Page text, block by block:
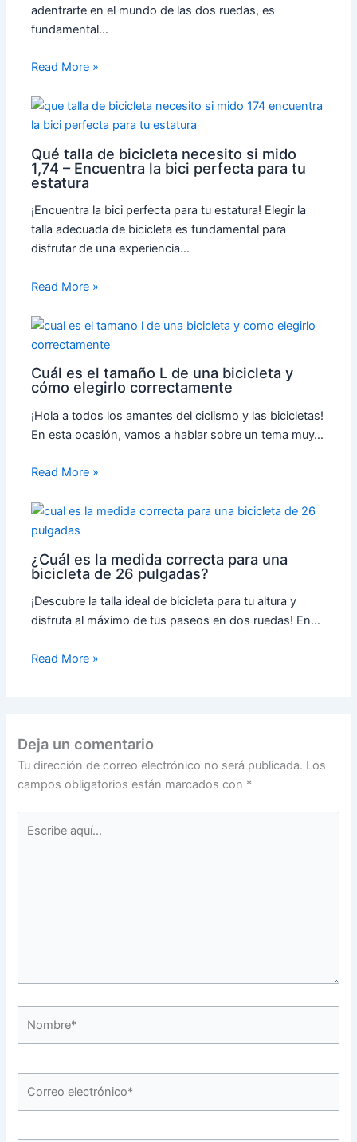
adentrarte en el mundo de las dos ruedas, es
fundamental…
Read More »
Qué talla de bicicleta necesito si mido
1,74 – Encuentra la bici perfecta para tu
estatura
¡Encuentra la bici perfecta para tu estatura! Elegir la
talla adecuada de bicicleta es fundamental para
disfrutar de una experiencia…
Read More »
Cuál es el tamaño L de una bicicleta y
cómo elegirlo correctamente
¡Hola a todos los amantes del ciclismo y las bicicletas!
En esta ocasión, vamos a hablar sobre un tema muy…
Read More »
¿Cuál es la medida correcta para una
bicicleta de 26 pulgadas?
¡Descubre la talla ideal de bicicleta para tu altura y
disfruta al máximo de tus paseos en dos ruedas! En…
Read More »
Deja un comentario
Tu dirección de correo electrónico no será publicada. Los
campos obligatorios están marcados con *
aquí...
electrónico*